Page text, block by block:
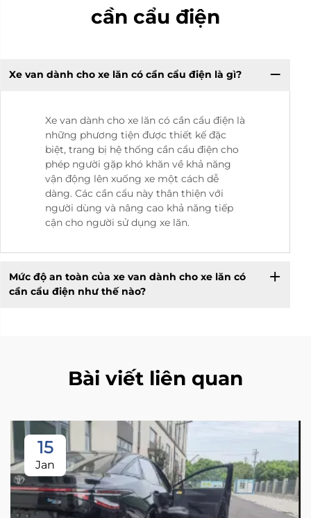
cần cẩu điện
Xe van dành cho xe lăn có cần cẩu điện là gì?
Xe van dành cho xe lăn có cần cẩu điện là
những phương tiện được thiết kế đặc
biệt, trang bị hệ thống cần cẩu điện cho
phép người gặp khó khăn về khả năng
vận động lên xuống xe một cách dễ
dàng. Các cần cẩu này thân thiện với
người dùng và nâng cao khả năng tiếp
cận cho người sử dụng xe lăn.
Mức độ an toàn của xe van dành cho xe lăn có
cần cẩu điện như thế nào?
Bài viết liên quan
15
Jan